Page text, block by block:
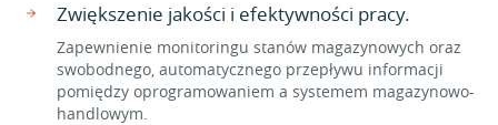
Zwiększenie jakości i efektywności pracy.
Zapewnienie monitoringu stanów magazynowych oraz
swobodnego, automatycznego przepływu informacji
pomiędzy oprogramowaniem a systemem magazynowo-
handlowym.